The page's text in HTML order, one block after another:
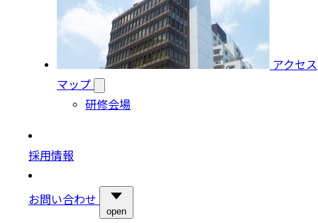
アクセス
マップ
研修会場
採用情報
お問い合わせ
open